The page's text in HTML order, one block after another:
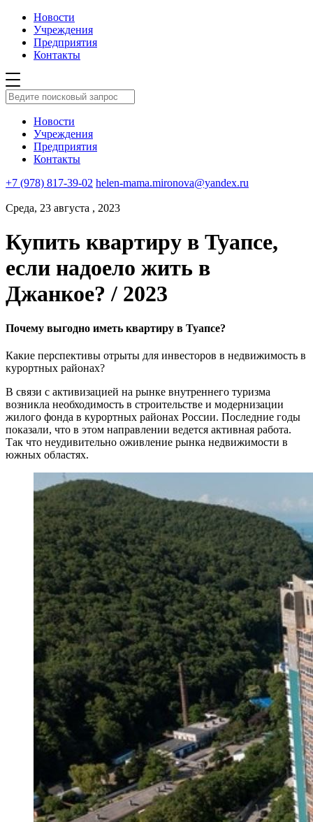
Новости
Учреждения
Предприятия
Контакты
Новости
Учреждения
Предприятия
Контакты
+7 (978) 817-39-02 helen-mama.mironova@yandex.ru
Среда, 23 августа , 2023
Купить квартиру в Туапсе,
если надоело жить в
Джанкое? / 2023
Почему выгодно иметь квартиру в Туапсе?
Какие перспективы отрыты для инвесторов в недвижимость в
курортных районах?
В связи с активизацией на рынке внутреннего туризма
возникла необходимость в строительстве и модернизации
жилого фонда в курортных районах России. Последние годы
показали, что в этом направлении ведется активная работа.
Так что неудивительно оживление рынка недвижимости в
южных областях.